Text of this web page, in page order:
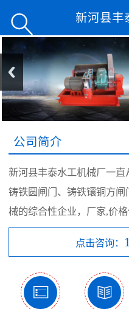
 新河县丰
公司简介
新河县丰泰水工机械厂一
铸铁圆闸门、铸铁镶铜方
械的综合性企业，厂家,价
点击咨询：
 